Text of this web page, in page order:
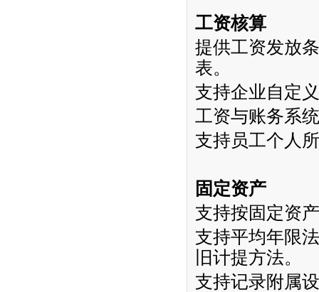
工资核算
提供工资发放
表。
支持企业自定
工资与账务系
支持员工个人
固定资产
支持按固定资
支持平均年限
旧计提方法。
支持记录附属